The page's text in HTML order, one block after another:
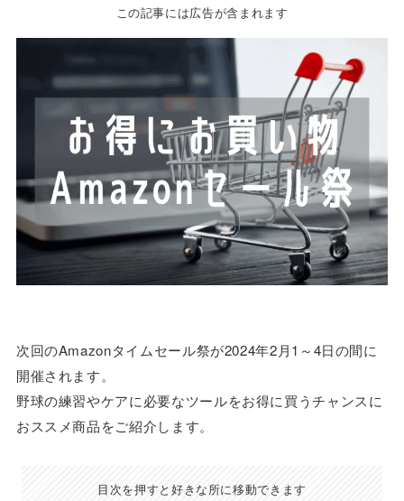
この記事には広告が含まれます
次回のAmazonタイムセール祭が2024年2月1～4日の間に
開催されます。
野球の練習やケアに必要なツールをお得に買うチャンスに
おススメ商品をご紹介します。
目次を押すと好きな所に移動できます